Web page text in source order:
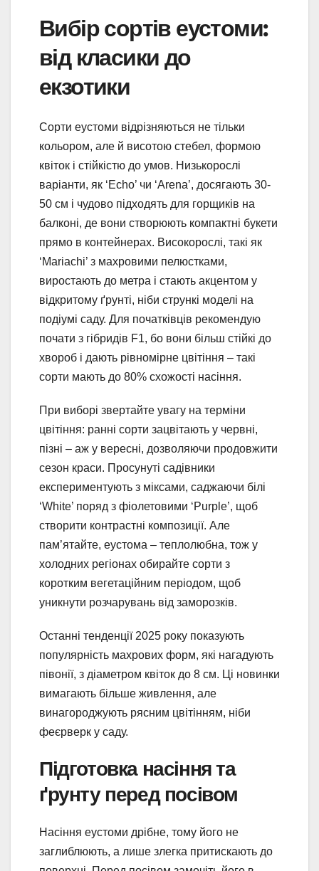
Вибір сортів еустоми:
від класики до
екзотики
Сорти еустоми відрізняються не тільки
кольором, але й висотою стебел, формою
квіток і стійкістю до умов. Низькорослі
варіанти, як ‘Echo’ чи ‘Arena’, досягають 30-
50 см і чудово підходять для горщиків на
балконі, де вони створюють компактні букети
прямо в контейнерах. Високорослі, такі як
‘Mariachi’ з махровими пелюстками,
виростають до метра і стають акцентом у
відкритому ґрунті, ніби стрункі моделі на
подіумі саду. Для початківців рекомендую
почати з гібридів F1, бо вони більш стійкі до
хвороб і дають рівномірне цвітіння – такі
сорти мають до 80% схожості насіння.
При виборі звертайте увагу на терміни
цвітіння: ранні сорти зацвітають у червні,
пізні – аж у вересні, дозволяючи продовжити
сезон краси. Просунуті садівники
експериментують з міксами, саджаючи білі
‘White’ поряд з фіолетовими ‘Purple’, щоб
створити контрастні композиції. Але
пам’ятайте, еустома – теплолюбна, тож у
холодних регіонах обирайте сорти з
коротким вегетаційним періодом, щоб
уникнути розчарувань від заморозків.
Останні тенденції 2025 року показують
популярність махрових форм, які нагадують
півонії, з діаметром квіток до 8 см. Ці новинки
вимагають більше живлення, але
винагороджують рясним цвітінням, ніби
феєрверк у саду.
Підготовка насіння та
ґрунту перед посівом
Насіння еустоми дрібне, тому його не
заглиблюють, а лише злегка притискають до